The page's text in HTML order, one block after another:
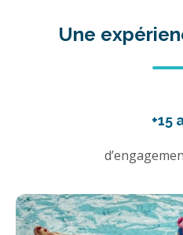
Une
+15